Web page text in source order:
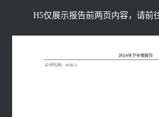
H5仅展示报告前两页内容，请前